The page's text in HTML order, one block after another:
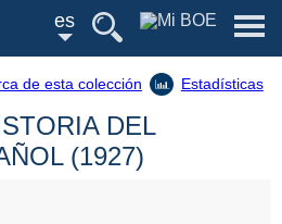
es
de esta colección Estadísticas
DEL
(1927)